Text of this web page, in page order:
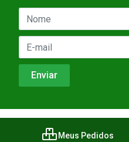
Meus Pedidos